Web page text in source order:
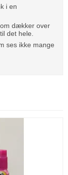
i en
dækker over
det hele.
ses ikke mange